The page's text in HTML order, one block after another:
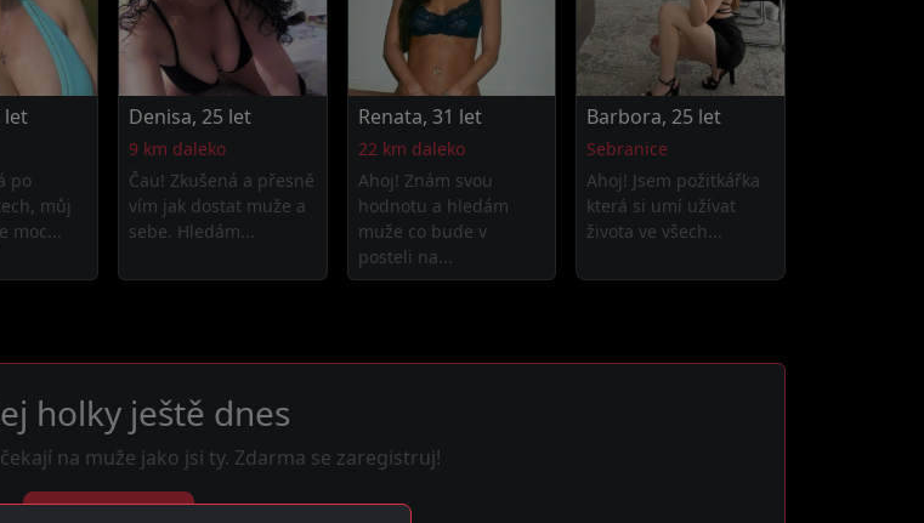
let
po
můj
moc...
Denisa, 25 let
9 km daleko
Čau! Zkušená a přesně
vím jak dostat muže a
sebe. Hledám...
Renata, 31 let
22 km daleko
Ahoj! Znám svou
hodnotu a hledám
muže co bude v
posteli na...
Barbora, 25 let
Sebranice
Ahoj! Jsem požitkářka
která si umí užívat
života ve všech...
holky ještě dnes
na muže jako jsi ty. Zdarma se zaregistruj!